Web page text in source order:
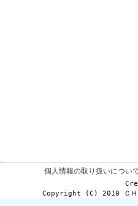
個人情報の取り扱いについ
Copyright (C) 2010 ＣＨ